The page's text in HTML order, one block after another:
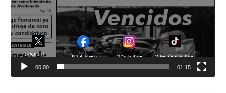
00:00 01:15